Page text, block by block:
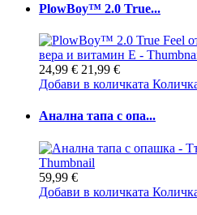
PlowBoy™ 2.0 True...
24,99 € 21,99 €
Добави в количката
Анална тапа с опа...
59,99 €
Добави в количката